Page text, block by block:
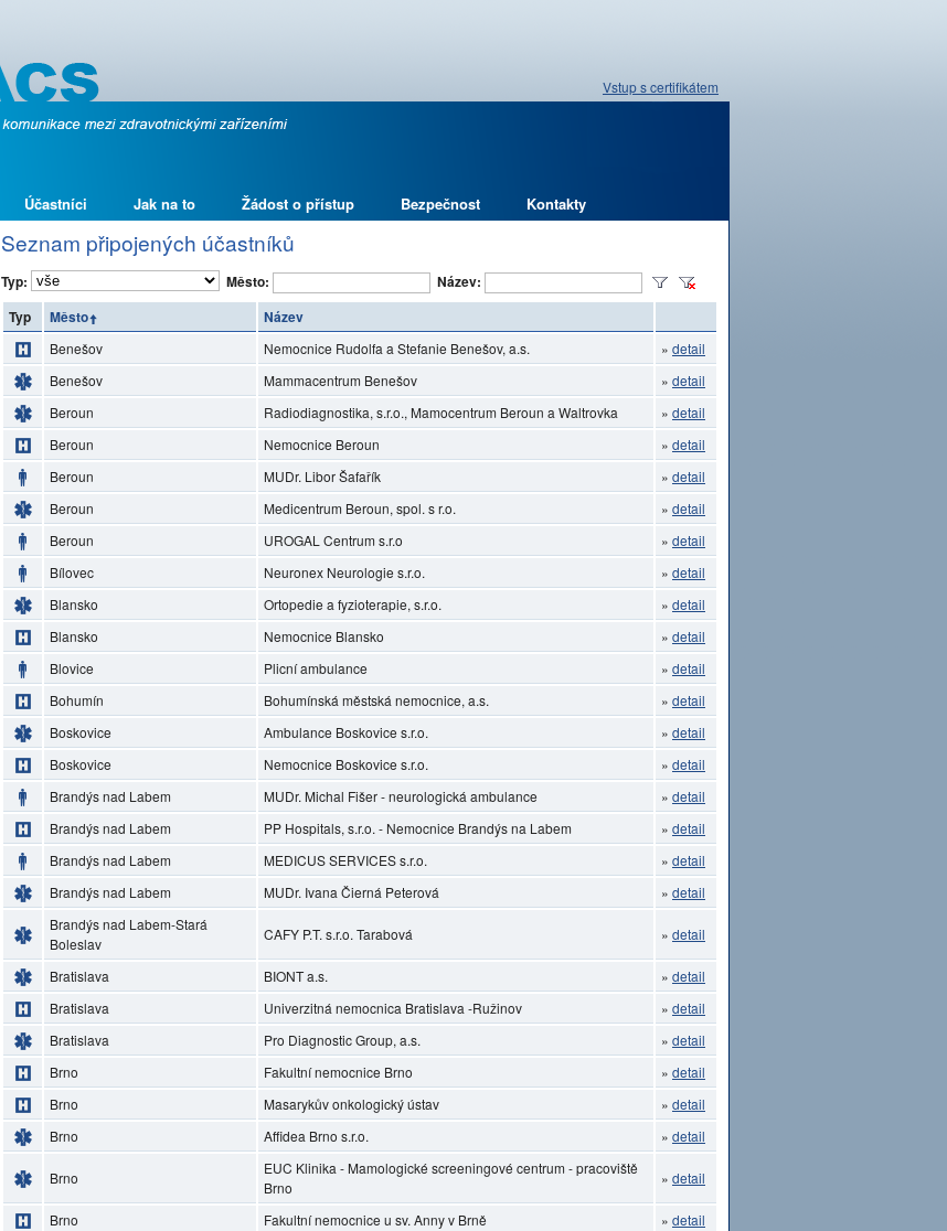
Vstup s certifikátem
Účastníci Jak na to Žádost o přístup Bezpečnost Kontakty
Seznam připojených účastníků
Typ: Město:
Název:
Typ
Město Název
Benešov Nemocnice Rudolfa a Stefanie Benešov, a.s. » detail
Benešov
Mammacentrum Benešov » detail
Beroun
Radiodiagnostika, s.r.o., Mamocentrum Beroun a Waltrovka » detail
Beroun
Nemocnice Beroun » detail
Beroun
MUDr. Libor Šafařík » detail
Beroun
Medicentrum Beroun, spol. s r.o. » detail
Beroun
UROGAL Centrum s.r.o » detail
Bílovec
Neuronex Neurologie s.r.o. » detail
Blansko
Ortopedie a fyzioterapie, s.r.o. » detail
Blansko
Nemocnice Blansko » detail
Blovice
Plicní ambulance » detail
Bohumín
Bohumínská městská nemocnice, a.s. » detail
Boskovice
Ambulance Boskovice s.r.o. » detail
Boskovice
Nemocnice Boskovice s.r.o. » detail
Brandýs nad Labem
MUDr. Michal Fišer - neurologická ambulance » detail
Brandýs nad Labem
PP Hospitals, s.r.o. - Nemocnice Brandýs na Labem » detail
Brandýs nad Labem
MEDICUS SERVICES s.r.o. » detail
Brandýs nad Labem
MUDr. Ivana Čierná Peterová » detail
Brandýs nad Labem-Stará
Boleslav
CAFY P.T. s.r.o. Tarabová » detail
Bratislava BIONT a.s. » detail
Bratislava
Univerzitná nemocnica Bratislava -Ružinov » detail
Bratislava
Pro Diagnostic Group, a.s. » detail
Brno
Fakultní nemocnice Brno » detail
Brno
Masarykův onkologický ústav » detail
Brno
Affidea Brno s.r.o. » detail
Brno
EUC Klinika - Mamologické screeningové centrum - pracoviště
Brno
» detail
Brno Fakultní nemocnice u sv. Anny v Brně » detail